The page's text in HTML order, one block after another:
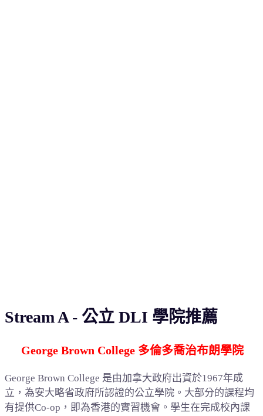
Stream A - 公立 DLI 學院推薦
George Brown College 多倫多喬治布朗學院
George Brown College 是由加拿大政府出資於1967年成
立，為安大略省政府所認證的公立學院。大部分的課程均
有提供Co-op，即為香港的實習機會。學生在完成校內課